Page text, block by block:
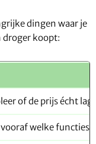
dingen waar je
droger koopt:
of de prijs écht
vooraf welke functies